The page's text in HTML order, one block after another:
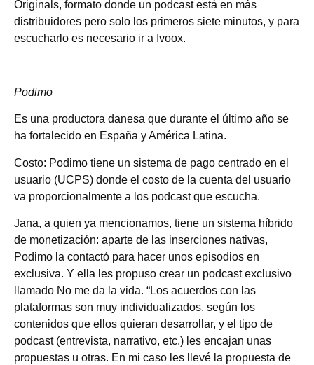
Originals, formato donde un podcast está en más
distribuidores pero solo los primeros siete minutos, y para
escucharlo es necesario ir a Ivoox.
Podimo
Es una productora danesa que durante el último año se
ha fortalecido en España y América Latina.
Costo: Podimo tiene un sistema de pago centrado en el
usuario (UCPS) donde el costo de la cuenta del usuario
va proporcionalmente a los podcast que escucha.
Jana, a quien ya mencionamos, tiene un sistema híbrido
de monetización: aparte de las inserciones nativas,
Podimo la contactó para hacer unos episodios en
exclusiva. Y ella les propuso crear un podcast exclusivo
llamado No me da la vida. “Los acuerdos con las
plataformas son muy individualizados, según los
contenidos que ellos quieran desarrollar, y el tipo de
podcast (entrevista, narrativo, etc.) les encajan unas
propuestas u otras. En mi caso les llevé la propuesta de